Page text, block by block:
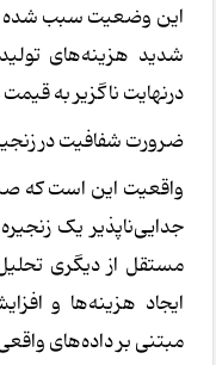
این وضعیت سبب شده
شدید هزینه‌های
درنهایت ناگزیر به
ضرورت شفافیت در
واقعیت این است که
جدایی‌ناپذیر یک
مستقل از دیگری
ایجاد هزینه‌ها و
مبتنی بر داده‌های